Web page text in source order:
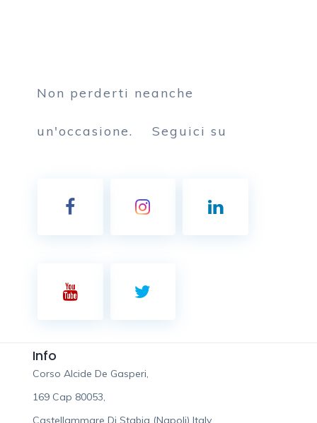
Non perderti neanche
un'occasione. Seguici su
Info
Corso Alcide De Gasperi,
169 Cap 80053,
Castellammare Di Stabia (Napoli) Italy